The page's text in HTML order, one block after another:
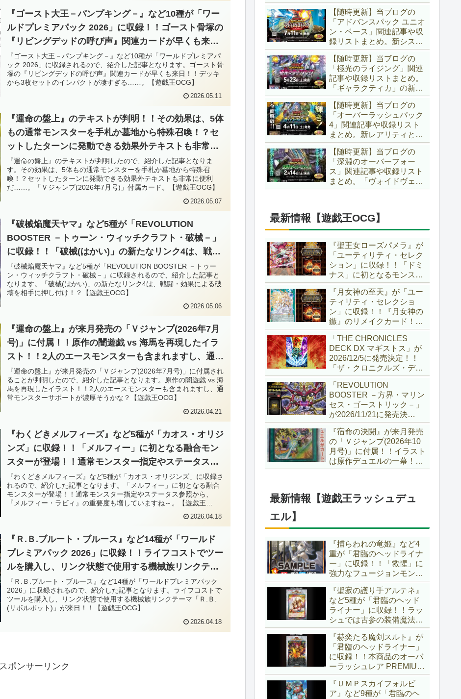
『ゴースト大王－パンプキング－』など10種が「ワー
ルドプレミアパック 2026」に収録！！ゴースト骨塚の
『リビングデッドの呼び声』関連カードが早くも来
日！！デッキから3枚セットのインパクトが凄すぎ
る……。【遊戯王OCG】
『ゴースト大王－パンプキング－』など10種が「ワールドプレミアパ
ック 2026」に収録されるので、紹介した記事となります。ゴースト骨
塚の『リビングデッドの呼び声』関連カードが早くも来日！！デッキ
から3枚セットのインパクトが凄すぎる……。【遊戯王OCG】
2026.05.11
『運命の盤上』のテキストが判明！！その効果は、5体
もの通常モンスターを手札か墓地から特殊召喚！？セ
ットしたターンに発動できる効果外テキストも非常に
便利だ……。「Ｖジャンプ(2026年7月号)」付属カー
ド。【遊戯王OCG】
『運命の盤上』のテキストが判明したので、紹介した記事となりま
す。その効果は、5体もの通常モンスターを手札か墓地から特殊召
喚！？セットしたターンに発動できる効果外テキストも非常に便利
だ……。「Ｖジャンプ(2026年7月号)」付属カード。【遊戯王OCG】
2026.05.07
『破械焔魔天ヤマ』など5種が「REVOLUTION
BOOSTER －トゥーン・ウィッチクラフト・破械－」
に収録！！「破械(はかい)」の新たなリンク4は、戦
闘・効果による破壊を相手に押し付け！？【遊戯王
OCG】
『破械焔魔天ヤマ』など5種が「REVOLUTION BOOSTER －トゥー
ン・ウィッチクラフト・破械－」に収録されるので、紹介した記事と
なります。「破械(はかい)」の新たなリンク4は、戦闘・効果による破
壊を相手に押し付け！？【遊戯王OCG】
2026.05.06
『運命の盤上』が来月発売の「Ｖジャンプ(2026年7月
号)」に付属！！原作の闇遊戯 vs 海馬を再現したイラ
スト！！2人のエースモンスターも含まれますし、通常
モンスターサポートが濃厚そうかな？【遊戯王OCG】
『運命の盤上』が来月発売の「Ｖジャンプ(2026年7月号)」に付属され
ることが判明したので、紹介した記事となります。原作の闇遊戯 vs 海
馬を再現したイラスト！！2人のエースモンスターも含まれますし、通
常モンスターサポートが濃厚そうかな？【遊戯王OCG】
2026.04.21
『わくどきメルフィーズ』など5種が「カオス・オリジ
ンズ」に収録！！「メルフィー」に初となる融合モン
スターが登場！！通常モンスター指定やステータス参
照から、『メルフィー・ラビィ』の重要度も増してい
ますね～。【遊戯王OCG】
『わくどきメルフィーズ』など5種が「カオス・オリジンズ」に収録さ
れるので、紹介した記事となります。「メルフィー」に初となる融合
モンスターが登場！！通常モンスター指定やステータス参照から、
『メルフィー・ラビィ』の重要度も増していますね～。【遊戯王
2026.04.18
『Ｒ.Ｂ.ブルート・ブルース』など14種が「ワールド
プレミアパック 2026」に収録！！ライフコストでツー
ルを購入し、リンク状態で使用する機械族リンクテー
マ「Ｒ.Ｂ.(リボルボット)」が来日！！【遊戯王OCG】
『Ｒ.Ｂ.ブルート・ブルース』など14種が「ワールドプレミアパック
2026」に収録されるので、紹介した記事となります。ライフコストで
ツールを購入し、リンク状態で使用する機械族リンクテーマ「Ｒ.Ｂ.
(リボルボット)」が来日！！【遊戯王OCG】
2026.04.18
スポンサーリンク
ンズ」は相手モンスターを
リリース！！また、新テー
マとして「救惺」、「ヘル
シィ」、「ゴエゴエ」も登
場です！！【遊戯王ラッシ
ュデュエル】
【随時更新】当ブログの
「アドバンスパック ユニオ
ン・ベース」関連記事や収
録リストまとめ。新システ
ム「ユニオンフュージョ
ン」の登場により、ようや
く原作さながらの「ＸＹ
Ｚ」が使用可能となりまし
た！！【遊戯王ラッシュデ
ュエル】
【随時更新】当ブログの
「極光のライジング」関連
記事や収録リストまとめ。
「ギャラクティカ」の新た
なフュージョンモンスター
やイラスト違い、「報道」
の強化に加え、幻竜族の新
テーマ「纏竜」も登場で
す！！【遊戯王ラッシュデ
ュエル】
【随時更新】当ブログの
「オーバーラッシュパック
4」関連記事や収録リスト
まとめ。新レアリティとし
てフルオーバーラッシュレ
ア仕様が初登場！！そし
て、OCGの大人気テーマ
「霊使い」も同時に実装さ
れています！！【遊戯王ラ
【随時更新】当ブログの
「深淵のオーバーフォー
ス」関連記事や収録リスト
まとめ。「ヴォイドヴェル
グ」や「夢中」、「ラ
「コスモス姫」などの人気
テーマ強化に加え、「冥
跡」もテーマ化です！！
【遊戯王ラッシュデュエ
ル】
最新情報【遊戯王OCG】
『聖王女ローズパメラ』が
「ユーティリティ・セレク
ション」に収録！！「ドミ
ナス」に初となるモンスタ
ーが登場！！『聖王の粉
砕』や『列王詩篇』に描か
れていた少女で、実際にこ
の2種を強力にサポートし
ていますね！！【遊戯王
OCG】
『月女神の至天』が「ユー
ティリティ・セレクショ
ン」に収録！！『月女神の
鏃』のリメイクカード！！
選出傾向が読めなくなりま
したが、後攻向けとは言え
無効化範囲の広がった『墓
穴の指名者』はめちゃくち
ゃ強力ですね！？【遊戯王
OCG】
「THE CHRONICLES
DECK DX マギストス」が
2026/12/5に発売決定！！
「ザ・クロニクルズ・デッ
キ」がリニューアル！！第
1弾は「マギストス」と
「エンディミオン」が選出
されています！！【遊戯王
OCG】
「REVOLUTION
BOOSTER －方界・マリン
セス・ゴーストリック－」
が2026/11/21に発売決
定！！「レボリューション
ブースター」の第2弾！！
今回は前回以上に個性派揃
いとなりましたね～。【遊
戯王OCG】
『宿命の決闘』が来月発売
の「Ｖジャンプ(2026年10
月号)」に付属！！イラスト
は原作デュエルの一幕！！
初期型デュエルディスクの
でしたし、それを再現する
のかな？【遊戯王OCG】
最新情報【遊戯王ラッシュデュ
エル】
『捕らわれの竜姫』など4
重が「君臨のヘッドライナ
ー」に収録！！「救惺」に
強力なフュージョンモンス
ターとサポーターが登
場！！性能の高さはもちろ
ん、イラストから推察され
る背景ストーリーも興味深
い……。【遊戯王ラッシュ
デュエル】
『聖寂の護り手アルテネ』
など5種が「君臨のヘッド
ライナー」に収録！！ラッ
シュでは古参の装備魔法
『アルテネの加護』がテー
マ化！！3種のユニオンが
存在し、天使族では汎用的
なサポーターとなります
ね！！【遊戯王ラッシュデ
ュエル】
『赫奕たる魔剣スルト』が
「君臨のヘッドライナー」
に収録！！本商品のオーバ
ーラッシュレア PREMIUM
BLACK Ver.枠！！初の下級
モンスターで、「ヘルシ
ィ」と相性抜群なバウンス
『ＵＭＰスカイフォルビ
ア』など9種が「君臨のヘ